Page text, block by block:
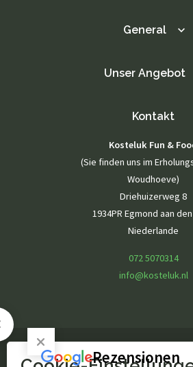
General
Unser Angebot
Kontakt
Kosteluk Fun &
(Sie finden uns im
Woudhoeve)
Driehuizerweg 8
1934PR Egmond aan
Niederlande
072 5070314
info@kosteluk.nl
© Kosteluk Fun &
Rezensionen